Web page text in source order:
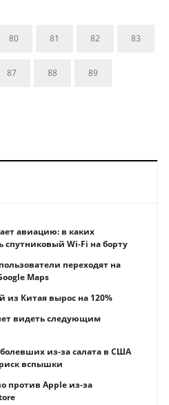
80 81 82 83
87 88 89
авиацию: в каких
спутниковый Wi-Fi на борту
переходят на
Maps
из Китая вырос на 120%
видеть следующим
из-за салата в США
вспышки
против Apple из-за